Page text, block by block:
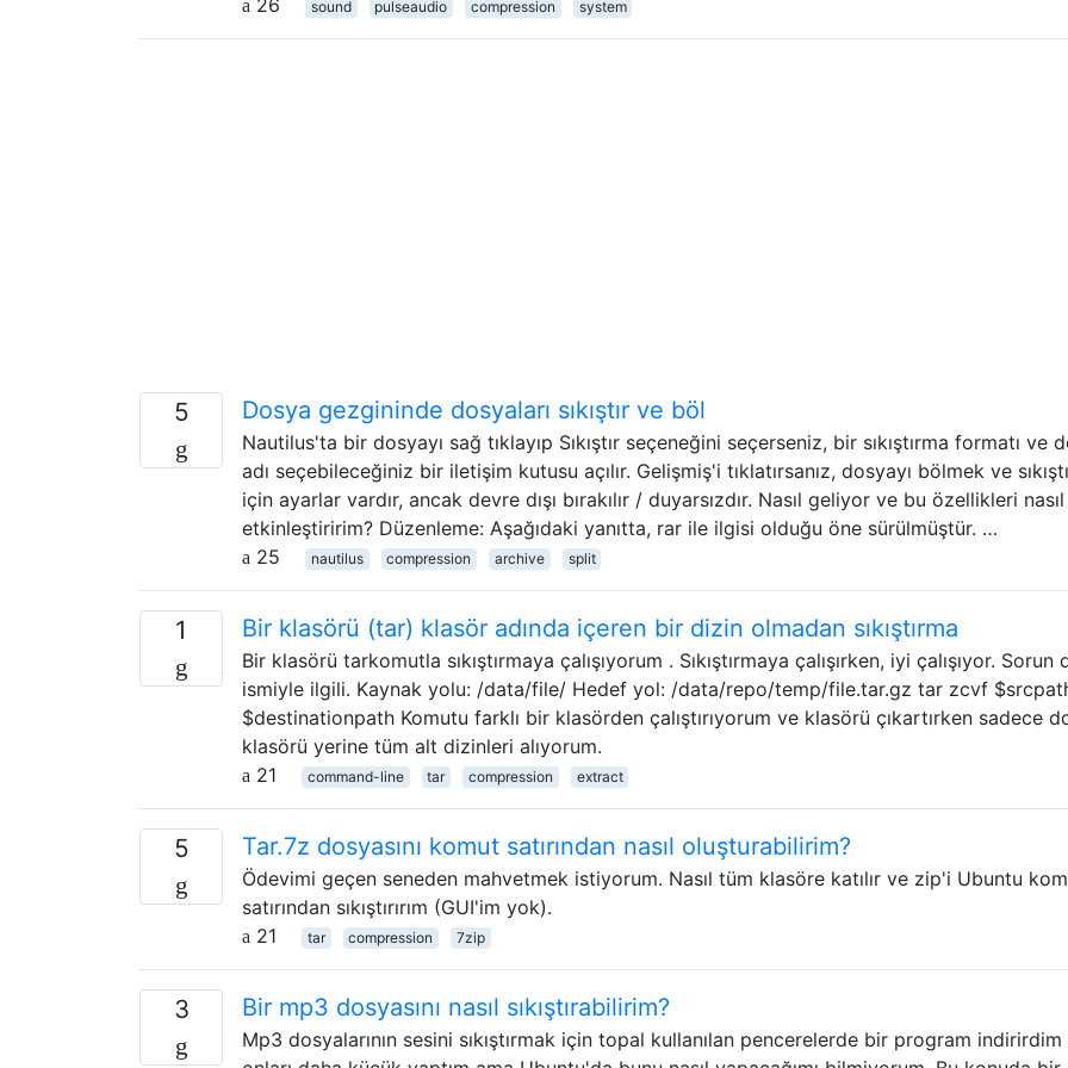
sound pulseaudio compression system
5 Dosya gezgininde dosyaları sıkıştır ve böl
Nautilus'ta bir dosyayı sağ tıklayıp Sıkıştır seçeneğini seçerseniz, bir sıkıştırma formatı ve
adı seçebileceğiniz bir iletişim kutusu açılır. Gelişmiş'i tıklatırsanız, dosyayı bölmek ve
için ayarlar vardır, ancak devre dışı bırakılır / duyarsızdır. Nasıl geliyor ve bu özellikleri nasıl
etkinleştiririm? Düzenleme: Aşağıdaki yanıtta, rar ile ilgisi olduğu öne sürülmüştür. …
25
nautilus compression archive split
1 Bir klasörü (tar) klasör adında içeren bir dizin olmadan sıkıştırma
Bir klasörü tarkomutla sıkıştırmaya çalışıyorum . Sıkıştırmaya çalışırken, iyi çalışıyor. Sorun
ismiyle ilgili. Kaynak yolu: /data/file/ Hedef yol: /data/repo/temp/file.tar.gz tar zcvf
$destinationpath Komutu farklı bir klasörden çalıştırıyorum ve klasörü çıkartırken sadece
klasörü yerine tüm alt dizinleri alıyorum.
21
command-line tar compression extract
5 Tar.7z dosyasını komut satırından nasıl oluşturabilirim?
Ödevimi geçen seneden mahvetmek istiyorum. Nasıl tüm klasöre katılır ve zip'i Ubuntu
satırından sıkıştırırım (GUI'im yok).
21
tar compression 7zip
3 Bir mp3 dosyasını nasıl sıkıştırabilirim?
Mp3 dosyalarının sesini sıkıştırmak için topal kullanılan pencerelerde bir program indirirdim